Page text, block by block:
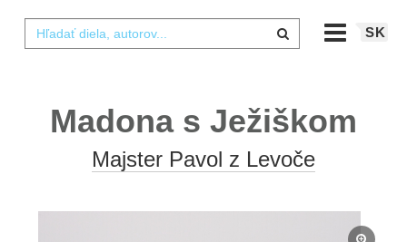
SK
Madona s Ježiškom
Majster Pavol z Levoče